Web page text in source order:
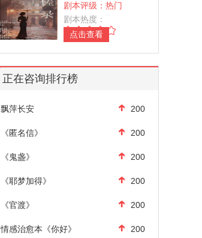
剧本评级：热门
剧本热度：
点击查看
正在咨询排行榜
飘萍长安 200
《匿名信》 200
《鬼盏》 200
《耶梦加得》 200
《官渡》 200
情感治愈本《你好》 200